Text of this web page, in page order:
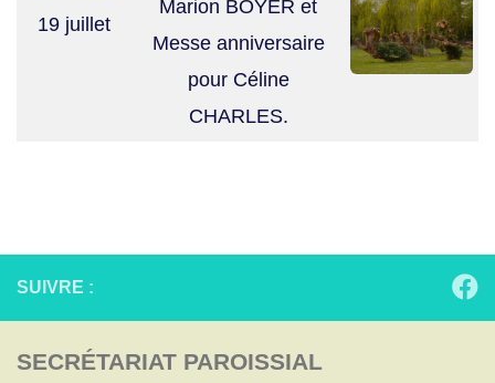
19 juillet
Marion BOYER et
Messe anniversaire
pour Céline
CHARLES.
SUIVRE :
SECRÉTARIAT PAROISSIAL